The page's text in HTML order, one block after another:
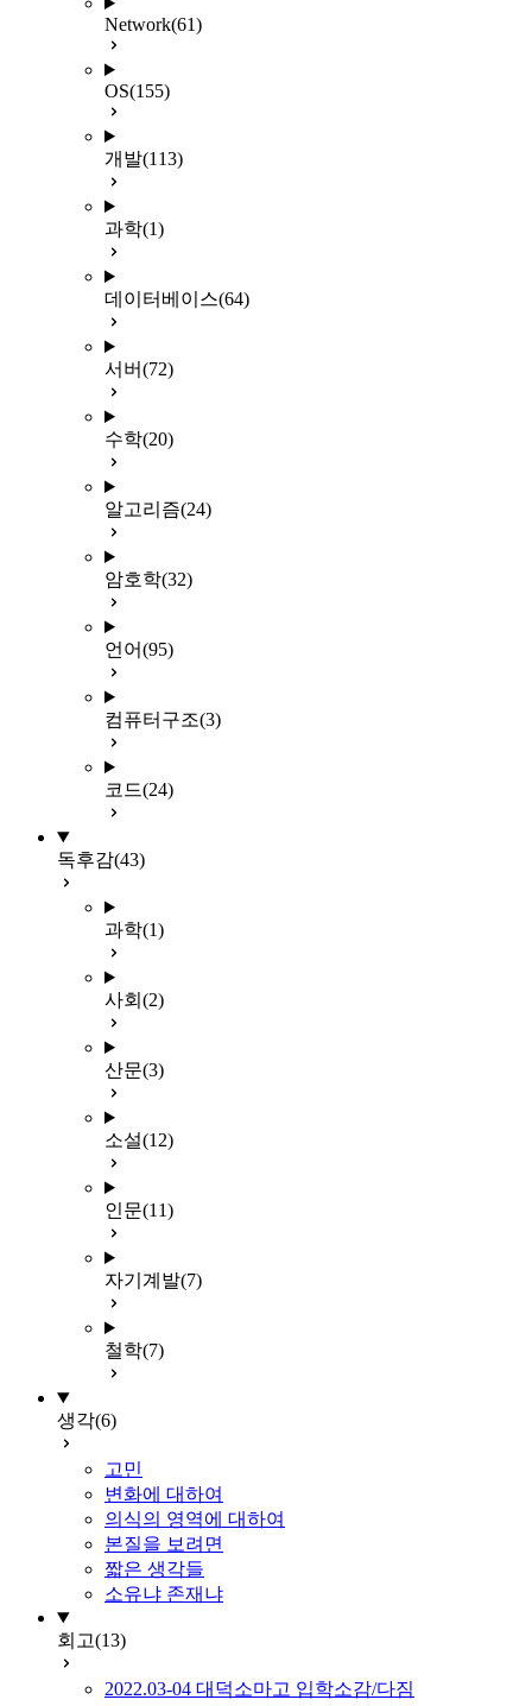
Network(61)
OS(155)
개발(113)
과학(1)
데이터베이스(64)
서버(72)
수학(20)
알고리즘(24)
암호학(32)
언어(95)
컴퓨터구조(3)
코드(24)
독후감(43)
과학(1)
사회 (2)
산문(3)
소설(12)
인문(11)
자기계발(7)
철학(7)
생각(6)
고민
변화에 대하여
의식의 영역에 대하여
본질을 보려면
짧은 생각들
소유냐 존재냐
회고(13)
2022.03-04 대덕소마고 입학소감/다짐